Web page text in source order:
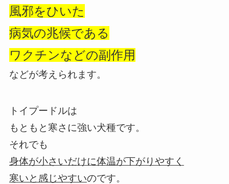
風邪をひいた
病気の兆候である
ワクチンなどの副作用
などが考えられます。
トイプードルは
もともと寒さに強い犬種です。
それでも
身体が小さいだけに体温が下がりやすく
寒いと感じやすいのです。